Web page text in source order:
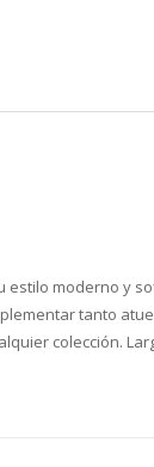
estilo moderno y
tanto
colección.